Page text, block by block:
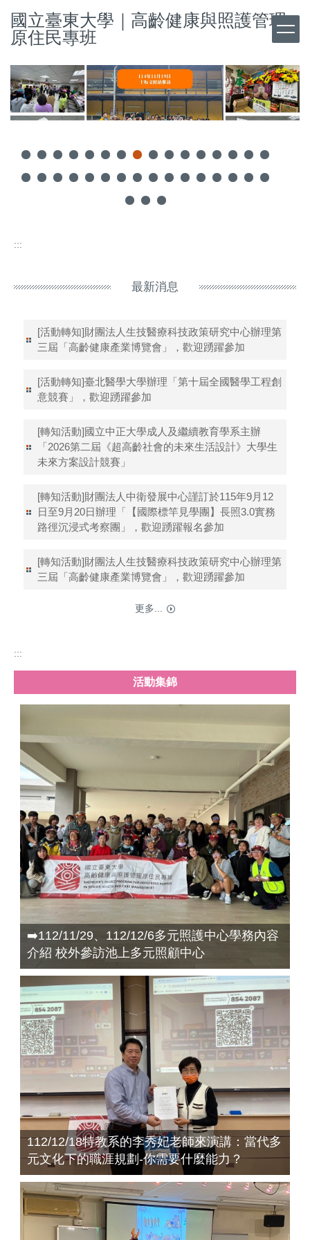
到
主
內
容
區
國立臺東大學｜高齡健康與照護管理
原住民專班
:::
最新消息
[活動轉知]財團法人生技醫療科技政策研究中心辦理第
三屆「高齡健康產業博覽會」，歡迎踴躍參加
[活動轉知]臺北醫學大學辦理「第十屆全國醫學工程創
意競賽」，歡迎踴躍參加
[轉知活動]國立中正大學成人及繼續教育學系主辦
「2026第二屆《超高齡社會的未來生活設計》大學生
未來方案設計競賽」
[轉知活動]財團法人中衛發展中心謹訂於115年9月12
日至9月20日辦理「【國際標竿見學團】長照3.0實務
路徑沉浸式考察團」，歡迎踴躍報名參加
[轉知活動]財團法人生技醫療科技政策研究中心辦理第
三屆「高齡健康產業博覽會」，歡迎踴躍參加
更多...
:::
活動集錦
➡️112/11/29、112/12/6多元照護中心學務內容
介紹 校外參訪池上多元照顧中心
112/12/18特教系的李秀妃老師來演講：當代多
元文化下的職涯規劃-你需要什麼能力？